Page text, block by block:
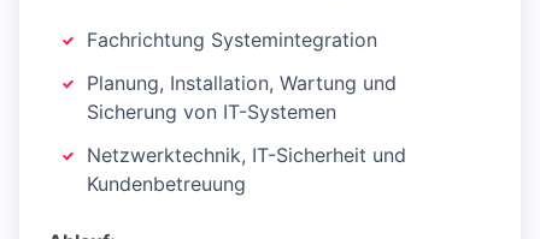
Fachrichtung Systemintegration
Planung, Installation, Wartung und
Sicherung von IT-Systemen
Netzwerktechnik, IT-Sicherheit und
Kundenbetreuung